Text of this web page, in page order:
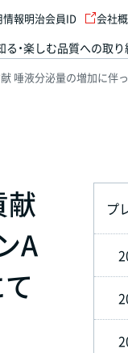
る・楽しむ品質への取り
情報明治会員ID 会社
唾液分泌量の増加に伴
献
A
プ